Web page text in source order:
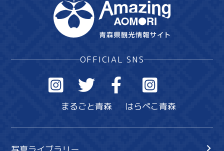
OFFICIAL SNS
まるごと青森 はらぺこ青森